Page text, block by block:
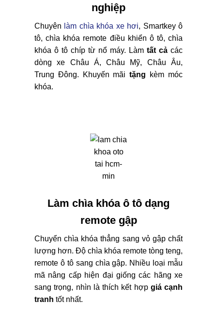
nghiệp
Chuyên làm chìa khóa xe hơi, Smartkey ô
tô, chìa khóa remote điều khiển ô tô, chìa
khóa ô tô chíp từ nổ máy. Làm tất cả các
dòng xe Châu Á, Châu Mỹ, Châu Âu,
Trung Đông. Khuyến mãitặng kèm móc
khóa.
Làm chìa khóa ô tô dạng
remote gập
Chuyển chìa khóa thẳng sang vỏ gập chất
lượng hơn. Độ chìa khóa remote tòng teng,
remote ô tô sang chìa gập. Nhiều loại mẫu
mã nâng cấp hiện đại giống các hãng xe
sang trọng, nhìn là thích kết hợp giá cạnh
tranh tốt nhất.